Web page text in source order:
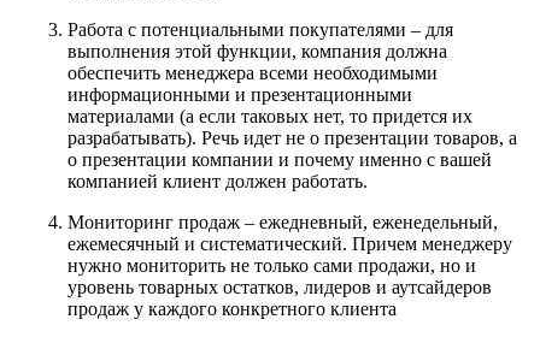
Работа с потенциальными покупателями – для
выполнения этой функции, компания должна
обеспечить менеджера всеми необходимыми
информационными и презентационными
материалами (а если таковых нет, то придется их
разрабатывать). Речь идет не о презентации товаров, а
о презентации компании и почему именно с вашей
компанией клиент должен работать.
Мониторинг продаж – ежедневный, еженедельный,
ежемесячный и систематический. Причем менеджеру
нужно мониторить не только сами продажи, но и
уровень товарных остатков, лидеров и аутсайдеров
продаж у каждого конкретного клиента